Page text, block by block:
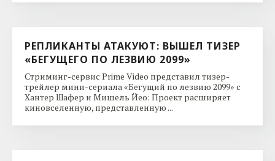
РЕПЛИКАНТЫ АТАКУЮТ: ВЫШЕЛ ТИЗЕР
«БЕГУЩЕГО ПО ЛЕЗВИЮ 2099»
Стриминг-сервис Prime Video представил тизер-
трейлер мини-сериала «Бегущий по лезвию 2099» с
Хантер Шафер и Мишель Йео: Проект расширяет
киновселенную, представленную ...